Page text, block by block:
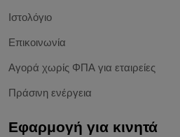
Ιστολόγιο
Επικοινωνία
Αγορά χωρίς ΦΠΑ για εταιρείες
Πράσινη ενέργεια
Εφαρμογή για κινητά